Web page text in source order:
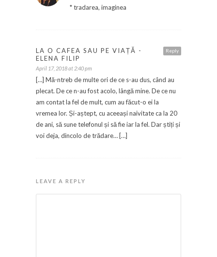
* tradarea, imaginea
Reply
LA O CAFEA SAU PE VIAȚĂ -
ELENA FILIP
April 17, 2018 at 2:40 pm
[…] Mă-ntreb de multe ori de ce s-au dus, când au
plecat. De ce n-au fost acolo, lângă mine. De ce nu
am contat la fel de mult, cum au făcut-o ei la
vremea lor. Și-aștept, cu aceeași naivitate ca la 20
de ani, să sune telefonul și să fie iar la fel. Dar știți și
voi deja, dincolo de trădare… […]
LEAVE A REPLY